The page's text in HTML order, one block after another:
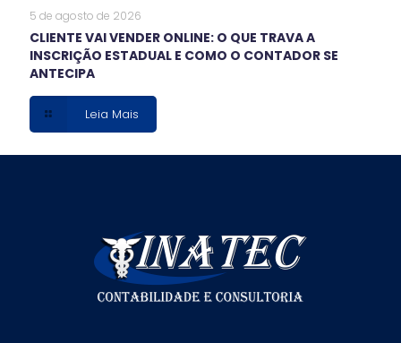
5 de agosto de 2026
CLIENTE VAI VENDER ONLINE: O QUE TRAVA A
INSCRIÇÃO ESTADUAL E COMO O CONTADOR SE
ANTECIPA
Leia Mais